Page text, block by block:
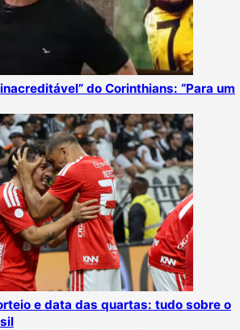
do Corinthians: “Para um
e data das quartas: tudo sobre o